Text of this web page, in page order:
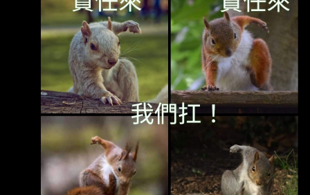
台電蘭陽發電廠天埤開關場16日上午發生嚴重工
安事故，鄔姓廠長在進行設備檢修時 ，疑似因
電流逆流送電，突遭高壓電弧擊中，現場人員緊
急通報送醫，所幸經搶救後已無 生命危險。
（圖／翻攝記者爆料網） 台電蘭陽發電廠天埤
開關場16日上午發生嚴重工安事故，一名鄔姓廠
長在進行設備檢修作 業時，疑似因電流逆流送
電，突遭高壓電弧擊中，全身被強烈電流「右手
進、右腳出」貫 穿，導